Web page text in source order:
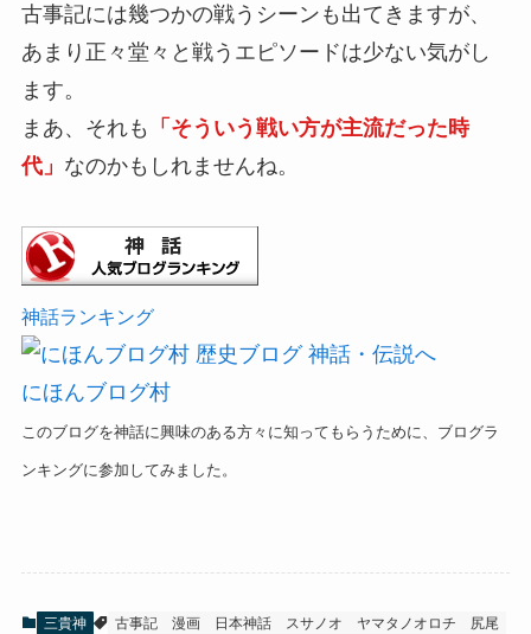
古事記には幾つかの戦うシーンも出てきますが、
あまり正々堂々と戦うエピソードは少ない気がし
ます。
まあ、それも
「そういう戦い方が主流だった時
代」 なのかもしれませんね。
神話ランキング
にほんブログ村
このブログを神話に興味のある方々に知ってもらうために、ブログラ
ンキングに参加してみました。
三貴神 古事記 漫画 日本神話 スサノオ ヤマタノオロチ 尻尾